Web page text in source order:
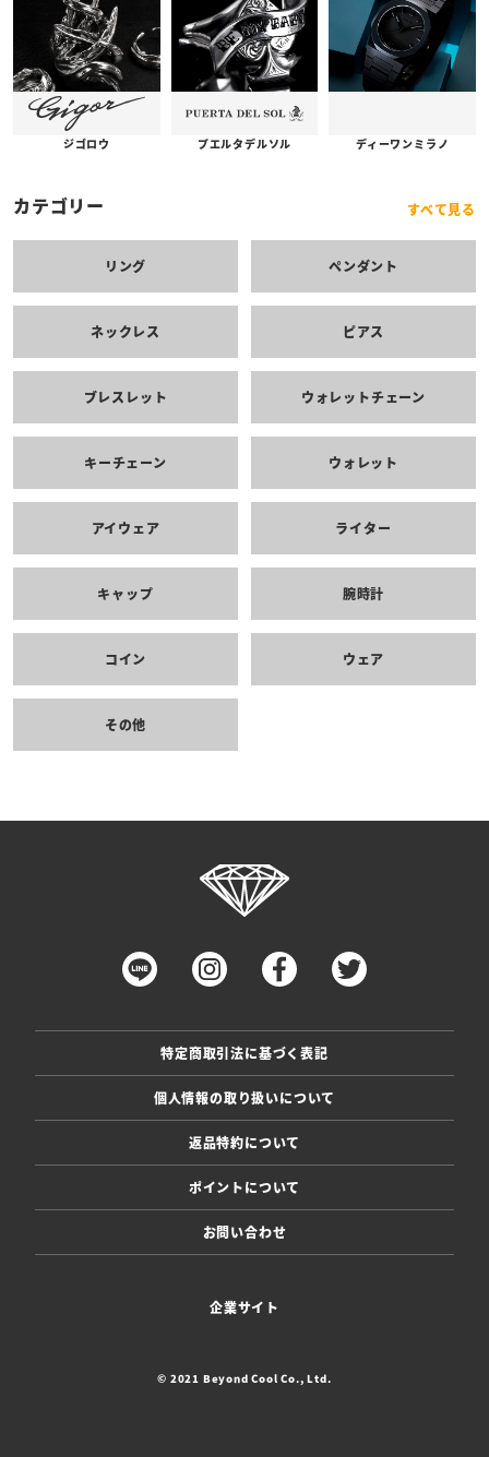
ジゴロウ プエルタデルソル ディーワンミラノ
カテゴリー すべて見る
リング ペンダント
ネックレス ピアス
ブレスレット ウォレットチェーン
キーチェーン ウォレット
アイウェア ライター
キャップ 腕時計
コイン ウェア
その他
特定商取引法に基づく表記
個人情報の取り扱いについて
返品特約について
ポイントについて
お問い合わせ
企業サイト
© 2021 Beyond Cool Co., Ltd.